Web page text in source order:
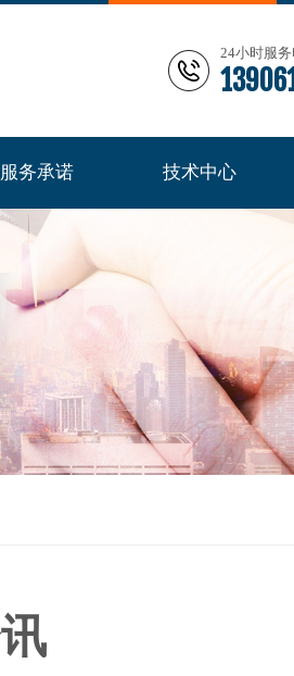
24小时服务
服务承诺 技术中心